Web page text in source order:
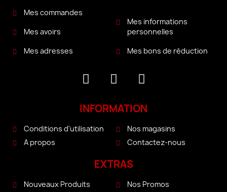
Mes commandes
Mes avoirs
Mes adresses
Mes informations
personnelles
Mes bons de réduction
INFORMATION
Conditions d'utilisation
A propos
Nos magasins
Contactez-nous
EXTRAS
Nouveaux Produits
Nos Promos